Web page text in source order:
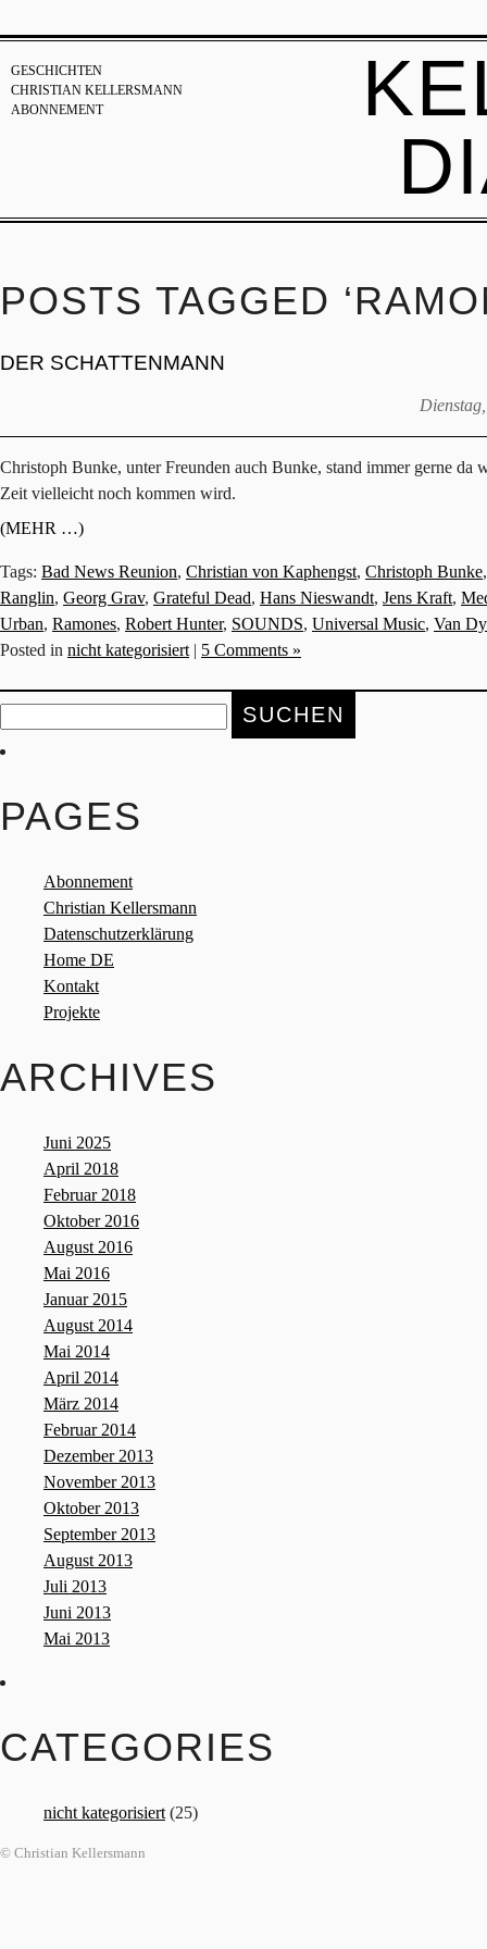
GESCHICHTEN
CHRISTIAN KELLERSMANN
ABONNEMENT
POSTS TAGGED
DER SCHATTENMANN
Christoph Bunke, unter Freunden auch Bunke, stand immer gerne da
Zeit vielleicht noch kommen wird.
(MEHR …)
Tags: Bad News Reunion, Christian von Kaphengst, Christoph Bunke
Ranglin, Georg Grav, Grateful Dead, Hans Nieswandt, Jens Kraft,
Urban, Ramones, Robert Hunter, SOUNDS, Universal Music, Van
Posted in nicht kategorisiert| 5 Comments »
Suche
nach:
PAGES
Abonnement
Christian Kellersmann
Datenschutzerklärung
Home DE
Kontakt
Projekte
ARCHIVES
Juni 2025
April 2018
Februar 2018
Oktober 2016
August 2016
Mai 2016
Januar 2015
August 2014
Mai 2014
April 2014
März 2014
Februar 2014
Dezember 2013
November 2013
Oktober 2013
September 2013
August 2013
Juli 2013
Juni 2013
Mai 2013
CATEGORIES
nicht kategorisiert (25)
© Christian Kellersmann